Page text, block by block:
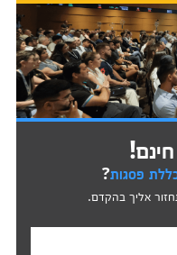
פסגות?
אליך בהקדם.